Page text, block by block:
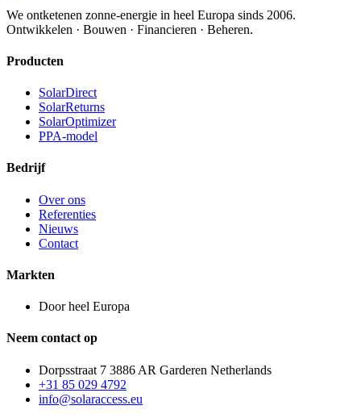
We ontketenen zonne-energie in heel Europa sinds 2006.
Ontwikkelen · Bouwen · Financieren · Beheren.
Producten
SolarDirect
SolarReturns
SolarOptimizer
PPA-model
Bedrijf
Over ons
Referenties
Nieuws
Contact
Markten
Door heel Europa
Neem contact op
Dorpsstraat 7 3886 AR Garderen Netherlands
+31 85 029 4792
info@solaraccess.eu